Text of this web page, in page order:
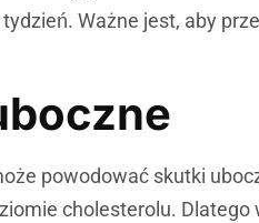
Ważne jest, aby
powodować skutki
cholesterolu.